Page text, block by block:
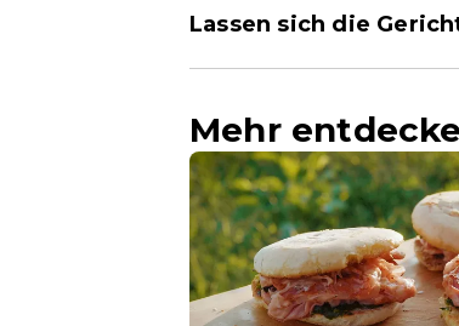
Lassen sich die
Mehr